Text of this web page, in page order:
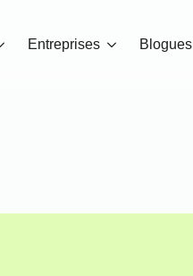
Entreprises Blogues